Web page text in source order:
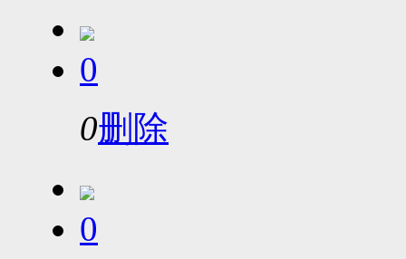
0
0删除
0